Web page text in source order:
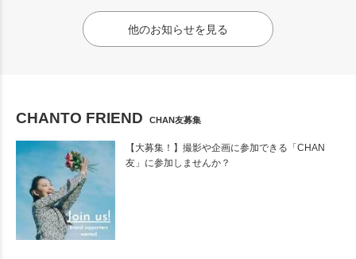
他のお知らせを見る
CHANTO FRIEND CHAN友募集
【大募集！】撮影や企画に参加できる「CHAN
友」に参加しませんか？